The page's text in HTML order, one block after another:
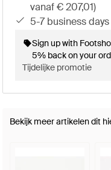
vanaf € 207,01)
5-7 business days
Sign up with
5% back on your
Tijdelijke promotie
Bekijk meer artikelen dit